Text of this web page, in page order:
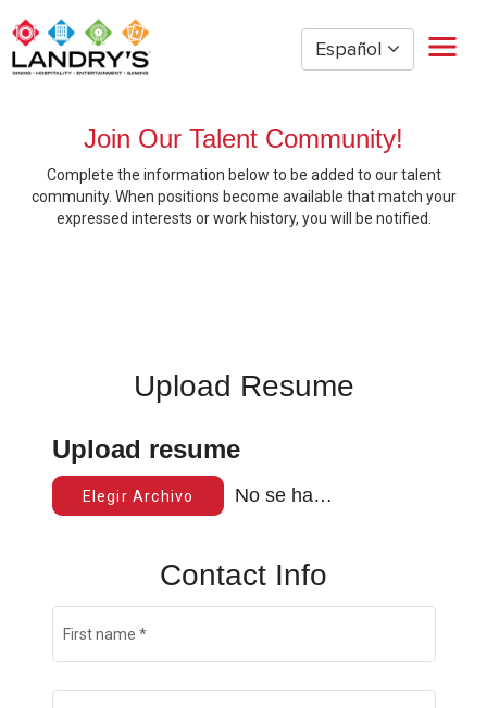
Español
Gestión de Restaurantes
Restaurante por hora
Golden Nugget Casinos
Join Our Talent Community!
Complete the information below to be added to our talent
community. When positions become available that match your
expressed interests or work history, you will be notified.
Upload Resume
Upload resume
Elegir Archivo No se ha elegido ningún archivo
Contact Info
First name *